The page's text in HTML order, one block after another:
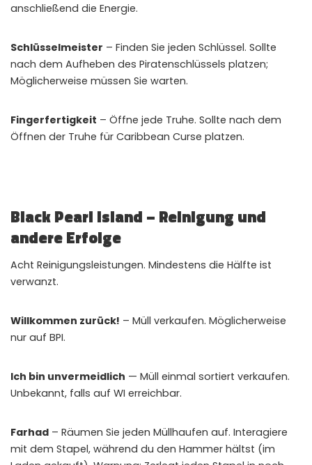
anschließend die Energie.
Schlüsselmeister – Finden Sie jeden Schlüssel. Sollte
nach dem Aufheben des Piratenschlüssels platzen;
Möglicherweise müssen Sie warten.
Fingerfertigkeit – Öffne jede Truhe. Sollte nach dem
Öffnen der Truhe für Caribbean Curse platzen.
Black Pearl Island – Reinigung und
andere Erfolge
Acht Reinigungsleistungen. Mindestens die Hälfte ist
verwanzt.
Willkommen zurück! – Müll verkaufen. Möglicherweise
nur auf BPI.
Ich bin unvermeidlich — Müll einmal sortiert verkaufen.
Unbekannt, falls auf WI erreichbar.
Farhad – Räumen Sie jeden Müllhaufen auf. Interagiere
mit dem Stapel, während du den Hammer hältst (im